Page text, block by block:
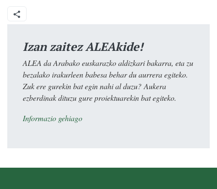
Izan zaitez ALEAkide!
ALEA da Arabako euskarazko aldizkari bakarra, eta zu
bezalako irakurleen babesa behar du aurrera egiteko.
Zuk ere gurekin bat egin nahi al duzu? Aukera
ezberdinak dituzu gure proiektuarekin bat egiteko.
Informazio gehiago